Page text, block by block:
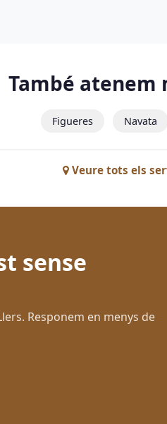
També atenem
Figueres Navata
Veure tots els
sense
Responem en menys de